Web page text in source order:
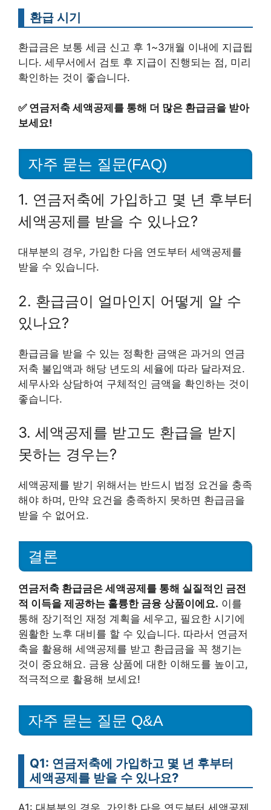
환급 시기
환급금은 보통 세금 신고 후 1~3개월 이내에 지급됩
니다. 세무서에서 검토 후 지급이 진행되는 점, 미리
확인하는 것이 좋습니다.
✅ 연금저축 세액공제를 통해 더 많은 환급금을 받아
보세요!
자주 묻는 질문(FAQ)
1. 연금저축에 가입하고 몇 년 후부터
세액공제를 받을 수 있나요?
대부분의 경우, 가입한 다음 연도부터 세액공제를
받을 수 있습니다.
2. 환급금이 얼마인지 어떻게 알 수
있나요?
환급금을 받을 수 있는 정확한 금액은 과거의 연금
저축 불입액과 해당 년도의 세율에 따라 달라져요.
세무사와 상담하여 구체적인 금액을 확인하는 것이
좋습니다.
3. 세액공제를 받고도 환급을 받지
못하는 경우는?
세액공제를 받기 위해서는 반드시 법정 요건을 충족
해야 하며, 만약 요건을 충족하지 못하면 환급금을
받을 수 없어요.
결론
연금저축 환급금은 세액공제를 통해 실질적인 금전
적 이득을 제공하는 훌륭한 금융 상품이에요. 이를
통해 장기적인 재정 계획을 세우고, 필요한 시기에
원활한 노후 대비를 할 수 있습니다. 따라서 연금저
축을 활용해 세액공제를 받고 환급금을 꼭 챙기는
것이 중요해요. 금융 상품에 대한 이해도를 높이고,
적극적으로 활용해 보세요!
자주 묻는 질문 Q&A
Q1: 연금저축에 가입하고 몇 년 후부터
세액공제를 받을 수 있나요?
A1: 대부분의 경우, 가입한 다음 연도부터 세액공제